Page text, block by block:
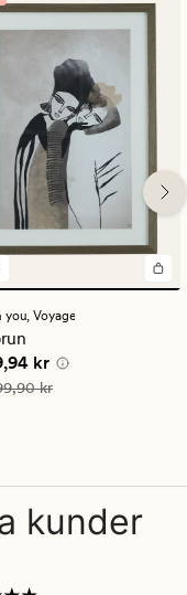
you,Voyage
pris
kr
pris 599,90 kr
kr
kunder